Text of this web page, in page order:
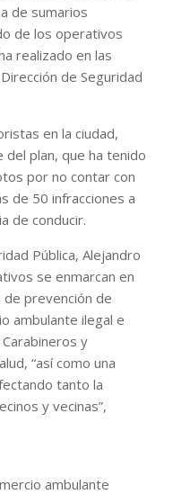
de sumarios
de los operativos
realizado en las
de Seguridad
en la ciudad,
plan, que ha tenido
por no contar con
de 50 infracciones a
de conducir.
Pública, Alejandro
se enmarcan en
prevención de
ambulante ilegal e
y
“así como una
tanto la
y vecinas”,
ambulante